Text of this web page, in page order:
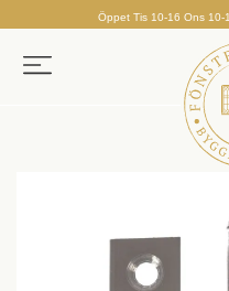
Öppet Tis 10-16 Ons 10-